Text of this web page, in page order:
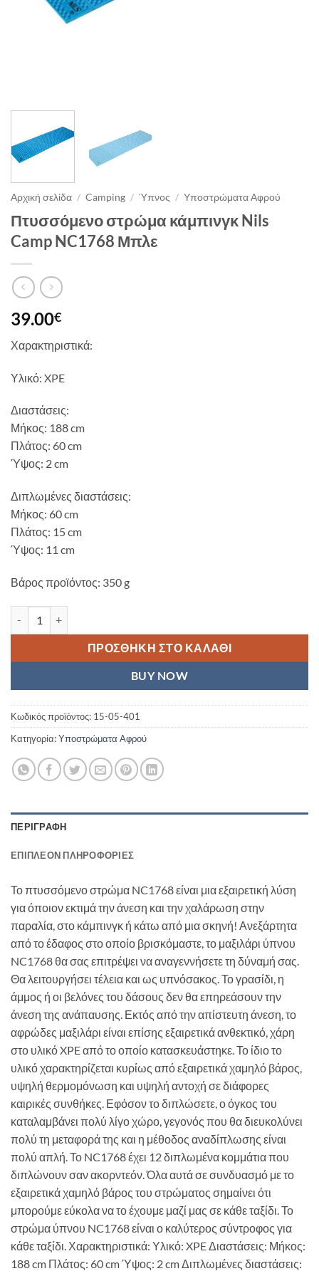
Αρχική σελίδα / Camping / Ύπνος / Υποστρώματα Αφρού
Πτυσσόμενο στρώμα κάμπινγκ Nils
Camp NC1768 Μπλε
39.00€
Χαρακτηριστικά:
Υλικό: XPE
Διαστάσεις:
Μήκος: 188 cm
Πλάτος: 60 cm
Ύψος: 2 cm
Διπλωμένες διαστάσεις:
Μήκος: 60 cm
Πλάτος: 15 cm
Ύψος: 11 cm
Βάρος προϊόντος: 350 g
ΠΡΟΣΘΉΚΗ ΣΤΟ ΚΑΛΆΘΙ
BUY NOW
Κωδικός προϊόντος: 15-05-401
Κατηγορία:Υποστρώματα Αφρού
ΠΕΡΙΓΡΑΦΉ
ΕΠΙΠΛΈΟΝ ΠΛΗΡΟΦΟΡΊΕΣ
Το πτυσσόμενο στρώμα NC1768 είναι μια εξαιρετική λύση
για όποιον εκτιμά την άνεση και την χαλάρωση στην
παραλία, στο κάμπινγκ ή κάτω από μια σκηνή! Ανεξάρτητα
από το έδαφος στο οποίο βρισκόμαστε, το μαξιλάρι ύπνου
NC1768 θα σας επιτρέψει να αναγεννήσετε τη δύναμή σας.
Θα λειτουργήσει τέλεια και ως υπνόσακος. Το γρασίδι, η
άμμος ή οι βελόνες του δάσους δεν θα επηρεάσουν την
άνεση της ανάπαυσης. Εκτός από την απίστευτη άνεση, το
αφρώδες μαξιλάρι είναι επίσης εξαιρετικά ανθεκτικό, χάρη
στο υλικό XPE από το οποίο κατασκευάστηκε. Το ίδιο το
υλικό χαρακτηρίζεται κυρίως από εξαιρετικά χαμηλό βάρος,
υψηλή θερμομόνωση και υψηλή αντοχή σε διάφορες
καιρικές συνθήκες. Εφόσον το διπλώσετε, ο όγκος του
καταλαμβάνει πολύ λίγο χώρο, γεγονός που θα διευκολύνει
πολύ τη μεταφορά της και η μέθοδος αναδίπλωσης είναι
πολύ απλή. Το NC1768 έχει 12 διπλωμένα κομμάτια που
διπλώνουν σαν ακορντεόν. Όλα αυτά σε συνδυασμό με το
εξαιρετικά χαμηλό βάρος του στρώματος σημαίνει ότι
μπορούμε εύκολα να το έχουμε μαζί μας σε κάθε ταξίδι. Το
στρώμα ύπνου NC1768 είναι ο καλύτερος σύντροφος για
κάθε ταξίδι. Χαρακτηριστικά: Υλικό: XPE Διαστάσεις: Μήκος:
188 cm Πλάτος: 60 cm Ύψος: 2 cm Διπλωμένες διαστάσεις: